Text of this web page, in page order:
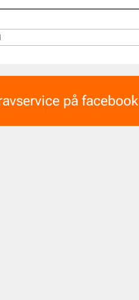
på facebook